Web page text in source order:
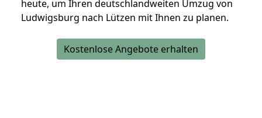
heute, um Ihren deutschlandweiten Umzug von
Ludwigsburg nach Lützen mit Ihnen zu planen.
Kostenlose Angebote erhalten